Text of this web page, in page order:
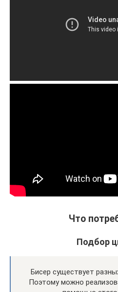
Что
Подбор
Бисер существует
Поэтому можно